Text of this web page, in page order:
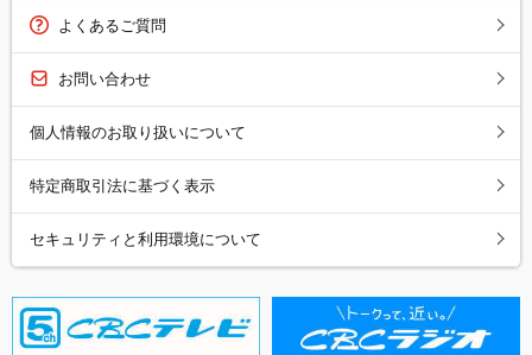
よくあるご質問
お問い合わせ
個人情報のお取り扱いについて
特定商取引法に基づく表示
セキュリティと利用環境について